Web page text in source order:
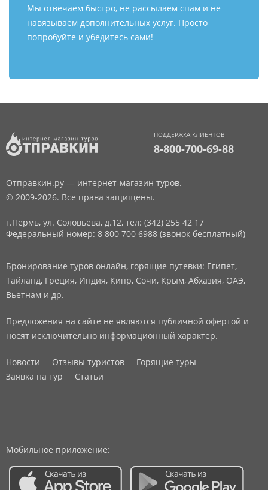
Мы отвечаем быстро, не рассылаем спам и не
навязываем дополнительных услуг. Просто
попробуйте и убедитесь сами!
ПОДДЕРЖКА КЛИЕНТОВ
8-800-700-69-88
Отправкин.ру — интернет-магазин туров.
© 2009-2026. Все права защищены.
г.Пермь, ул. Соловьева, д.12, тел: (342) 255 42 17
Федеральный номер: 8 800 700 6988 (звонок бесплатный)
Бронирование туров онлайн, горящие путевки: Египет,
Тайланд, Греция, Индия, Кипр, Сочи, Крым, Абхазия, ОАЭ,
Вьетнам и др.
Предложения на сайте не являются публичной офертой и
носят исключительно информационный характер.
Новости Отзывы туристов
Горящие туры
Заявка на тур
Статьи
Мобильное приложение: